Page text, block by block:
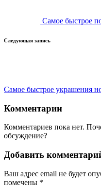
Самое быстрое
Следующая запись
Самое быстрое украшения
Комментарии
Комментариев пока нет.
обсуждение?
Добавить
Ваш адрес email не будет
помечены *